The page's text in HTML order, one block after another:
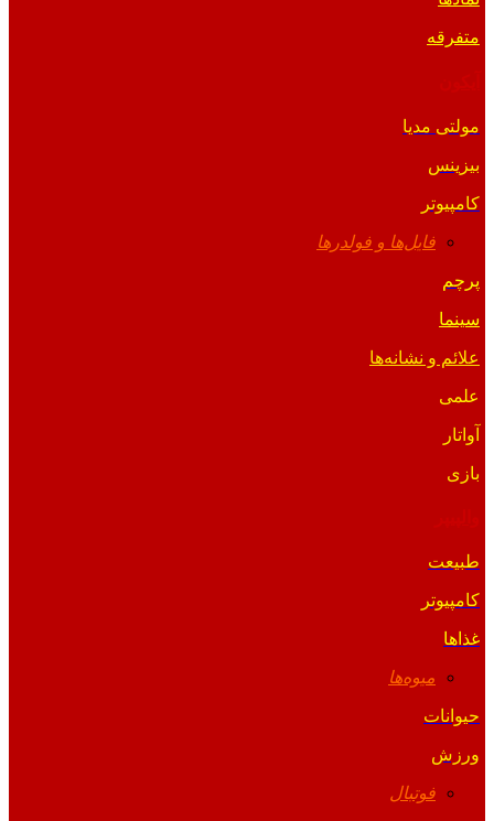
متفرقه
مولتی مدیا
بیزینس
کامپیوتر
فایل‌ها و فولدرها
پرچم
سینما
علائم و نشانه‌ها
علمی
آواتار
بازی
طبیعت
کامپیوتر
غذاها
میوه‌ها
حیوانات
ورزش
فوتبال